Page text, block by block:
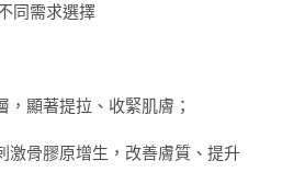
同需求選擇
顯著提拉、收緊肌膚；
激骨膠原增生，改善膚質、提升